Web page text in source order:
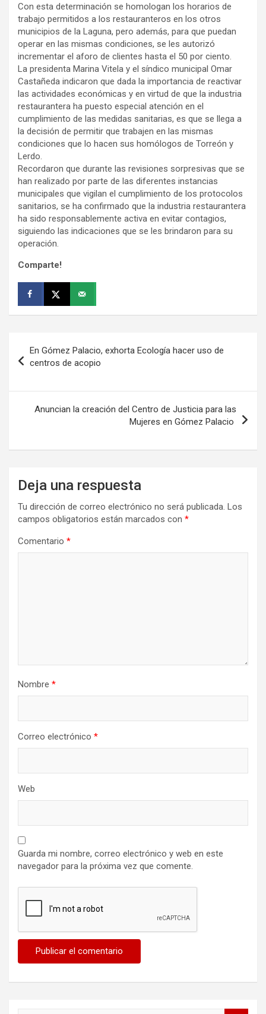
Con esta determinación se homologan los horarios de
trabajo permitidos a los restauranteros en los otros
municipios de la Laguna, pero además, para que puedan
operar en las mismas condiciones, se les autorizó
incrementar el aforo de clientes hasta el 50 por ciento.
La presidenta Marina Vitela y el síndico municipal Omar
Castañeda indicaron que dada la importancia de reactivar
las actividades económicas y en virtud de que la industria
restaurantera ha puesto especial atención en el
cumplimiento de las medidas sanitarias, es que se llega a
la decisión de permitir que trabajen en las mismas
condiciones que lo hacen sus homólogos de Torreón y
Lerdo.
Recordaron que durante las revisiones sorpresivas que se
han realizado por parte de las diferentes instancias
municipales que vigilan el cumplimiento de los protocolos
sanitarios, se ha confirmado que la industria restaurantera
ha sido responsablemente activa en evitar contagios,
siguiendo las indicaciones que se les brindaron para su
operación.
Comparte!
de
En Gómez Palacio, exhorta Ecología hacer uso de
centros de acopio
Anuncian la creación del Centro de Justicia para las
Mujeres en Gómez Palacio
Deja una respuesta
Tu dirección de correo electrónico no será publicada. Los
campos obligatorios están marcados con *
Comentario *
Nombre *
Correo electrónico *
Web
Guarda mi nombre, correo electrónico y web en este
navegador para la próxima vez que comente.